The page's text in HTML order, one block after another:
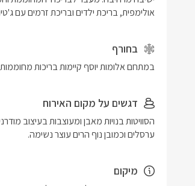
אולימפית, בריכת ילדים ובריכת זרמים עם
בחורף
במתחם אלומות יוסף קיימות בריכות מחוממות
דגשים על מקום האירוח
ערסלים וכמובן נוף הרים עוצר נשימה.
מיקום